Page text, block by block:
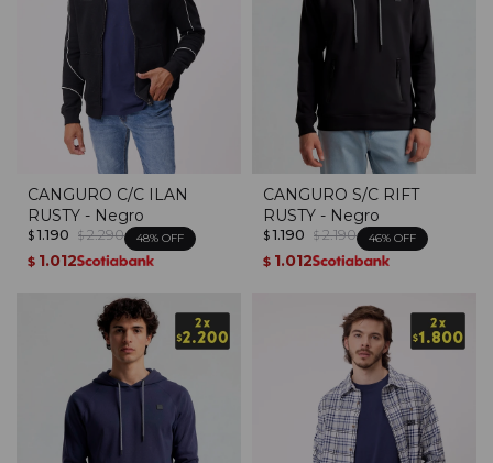
CANGURO C/C ILAN
RUSTY - Negro
$ 1.190 $ 2.290 48
$ 1.012
CANGURO S/C RIFT
RUSTY - Negro
$ 1.190 $ 2.190 46
$ 1.012